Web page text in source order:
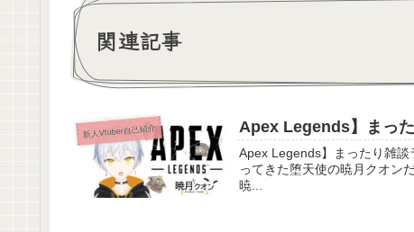
関連記事
新人Vtuber自己紹介 Apex Legends】まっ
Apex Legends】まったり雑談ランク【#新
ってきた堕天使の暁月クオン
暁...